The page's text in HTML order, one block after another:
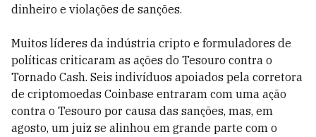
dinheiro e violações de sanções.
Muitos líderes da indústria cripto e formuladores de
políticas criticaram as ações do Tesouro contra o
Tornado Cash. Seis indivíduos apoiados pela corretora
de criptomoedas Coinbase entraram com uma ação
contra o Tesouro por causa das sanções, mas, em
agosto, um juiz se alinhou em grande parte com o